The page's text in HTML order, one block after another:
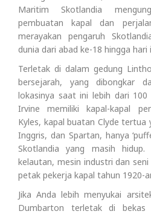
Maritim Skotlandia
pembuatan kapal dan
merayakan pengaruh
dunia dari abad ke-18 hingga hari
Terletak di dalam gedung
bersejarah, yang dibongkar
lokasinya saat ini lebih dari
Irvine memiliki kapal-kapal
Kyles, kapal buatan Clyde tertua
Inggris, dan Spartan, hanya
Skotlandia yang masih
kelautan, mesin industri dan
petak pekerja kapal tahun 1920-
Jika Anda lebih menyukai
Dumbarton terletak di bekas